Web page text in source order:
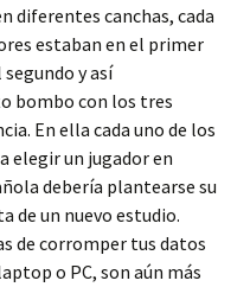
diferentes canchas, cada
estaban en el primer
y así
bombo con los tres
En ella cada uno de los
elegir un jugador en
debería plantearse su
de un nuevo estudio.
de corromper tus datos
o PC, son aún más